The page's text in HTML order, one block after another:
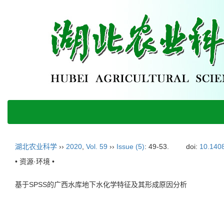
湖北农业科学 ›› 2020 Vol. 59 ›› Issue (5): 49-53. doi:
• 资源·环境 •
基于SPSS的广西水库地下水化学特征及其形成原因分析